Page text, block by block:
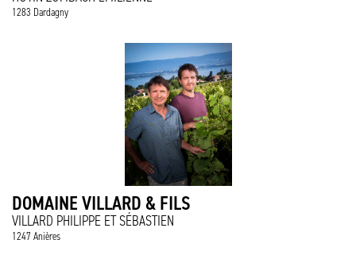
1283 Dardagny
DOMAINE VILLARD & FILS
VILLARD PHILIPPE ET SÉBASTIEN
1247 Anières